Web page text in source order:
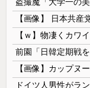
【画像】 日本共産
【ｗ】物凄くカワ
【画像】カップヌ